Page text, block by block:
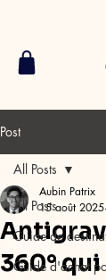
Post
All Posts
Guide de
Guide d'achat
All Posts
360°
Aubin Patrix
15 août 2025